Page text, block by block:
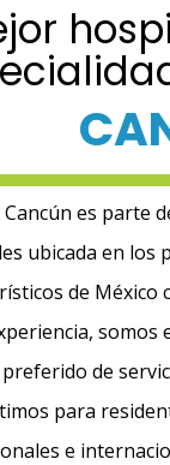
es parte
ubicada en los
de México
somos
de
para
e